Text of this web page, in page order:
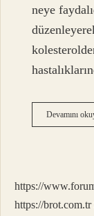
neye
Devamını
https://
https://brot.com.tr